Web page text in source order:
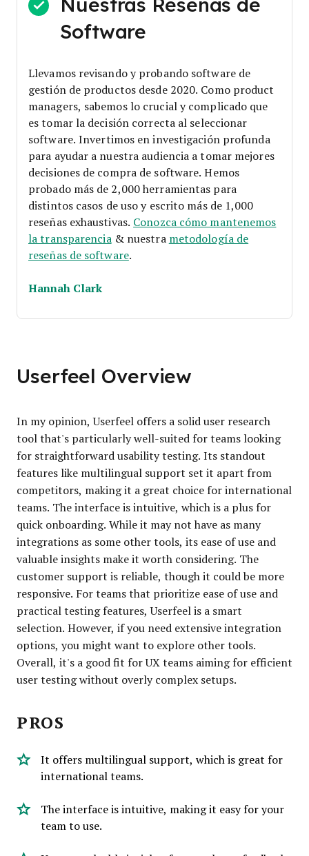
Nuestras Reseñas de
Software
Llevamos revisando y probando software de
gestión de productos desde 2020. Como product
managers, sabemos lo crucial y complicado que
es tomar la decisión correcta al seleccionar
software. Invertimos en investigación profunda
para ayudar a nuestra audiencia a tomar mejores
decisiones de compra de software. Hemos
probado más de 2,000 herramientas para
distintos casos de uso y escrito más de 1,000
reseñas exhaustivas. Conozca cómo mantenemos
la transparencia & nuestra metodología de
reseñas de software.
Hannah Clark
Userfeel Overview
In my opinion, Userfeel offers a solid user research
tool that's particularly well-suited for teams looking
for straightforward usability testing. Its standout
features like multilingual support set it apart from
competitors, making it a great choice for international
teams. The interface is intuitive, which is a plus for
quick onboarding. While it may not have as many
integrations as some other tools, its ease of use and
valuable insights make it worth considering. The
customer support is reliable, though it could be more
responsive. For teams that prioritize ease of use and
practical testing features, Userfeel is a smart
selection. However, if you need extensive integration
options, you might want to explore other tools.
Overall, it's a good fit for UX teams aiming for efficient
user testing without overly complex setups.
PROS
It offers multilingual support, which is great for
international teams.
The interface is intuitive, making it easy for your
team to use.